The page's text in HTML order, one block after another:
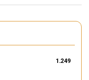
1.249